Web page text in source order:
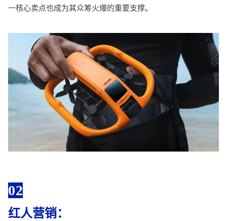
一核心卖点也成为其众筹火爆的重要支撑。
02
红人营销：